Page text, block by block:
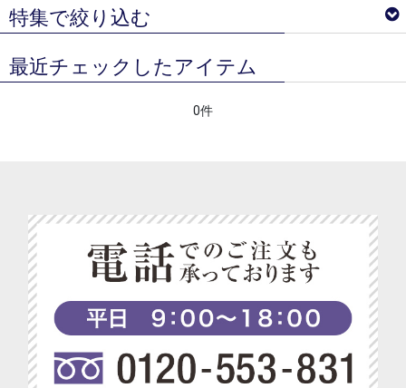
特集で絞り込む
ベジターレ サマーギフトギフト特集
ベジターレ グルテンフリーの米粉スイーツ特集
ベジターレ コーディアル特集
ベジターレ 幸せの缶ケーキ
ベジターレ アレンジレシピ特集
最近チェックしたアイテム
0件